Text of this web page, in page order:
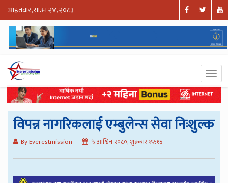
आइतवार, साउन २४, २०८३
विपन्न नागरिकलाई एम्बुलेन्स सेवा निःशुल्क
By Everestmission ५ आश्विन २०८०, शुक्रबार १२:१६